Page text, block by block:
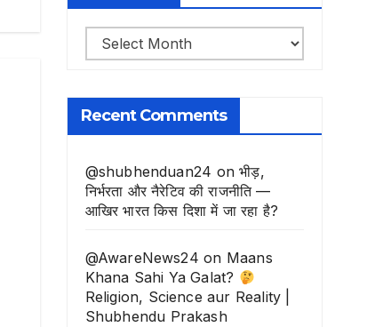
भूली-
बिसरी
Recent Comments
@shubhenduan24 onभीड़,
निर्भरता और नैरेटिव की राजनीति —
आखिर भारत किस दिशा में जा रहा है?
@AwareNews24 on Maans
Khana Sahi Ya Galat?
Religion, Science aur Reality |
Shubhendu Prakash